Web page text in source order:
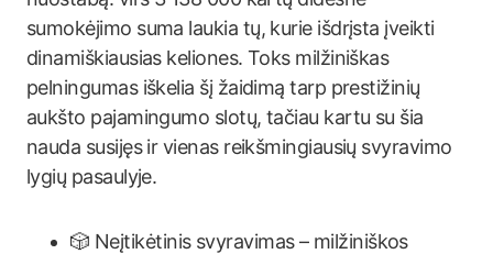
sumokėjimo suma laukia tų, kurie išdrįsta įveikti
dinamiškiausias keliones. Toks milžiniškas
pelningumas iškelia šį žaidimą tarp prestižinių
aukšto pajamingumo slotų, tačiau kartu su šia
nauda susijęs ir vienas reikšmingiausių svyravimo
lygių pasaulyje.
🎲 Neįtikėtinis svyravimas – milžiniškos